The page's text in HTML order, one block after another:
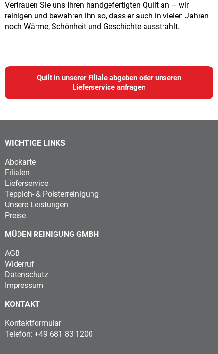
Vertrauen Sie uns Ihren handgefertigten Quilt an – wir
reinigen und bewahren ihn so, dass er auch in vielen Jahren
noch Wärme, Schönheit und Geschichte ausstrahlt.
Quilt in unserer Filiale abgeben oder unseren
Lieferservice anfragen
WICHTIGE LINKS
Abokarte
Filialen
Lieferservice
Teppich- & Polsterreinigung
Unsere Leistungen
Preise
MÜDEN REINIGUNG GMBH
AGB
Widerruf
Datenschutz
Impressum
KONTAKT
Kontaktformular
Telefon: +49 681 83 1200